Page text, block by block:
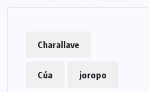
Charallave
Cúa joropo